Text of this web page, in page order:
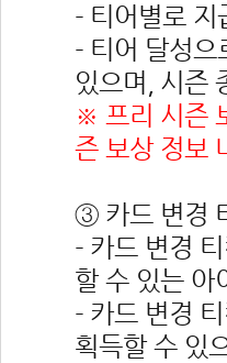
- 티어별로 지
- 티어 달성으
있으며, 시즌
※ 프리 시즌
즌 보상 정보
③ 카드 변경
- 카드 변경
할 수 있는 아
- 카드 변경
획득할 수 있